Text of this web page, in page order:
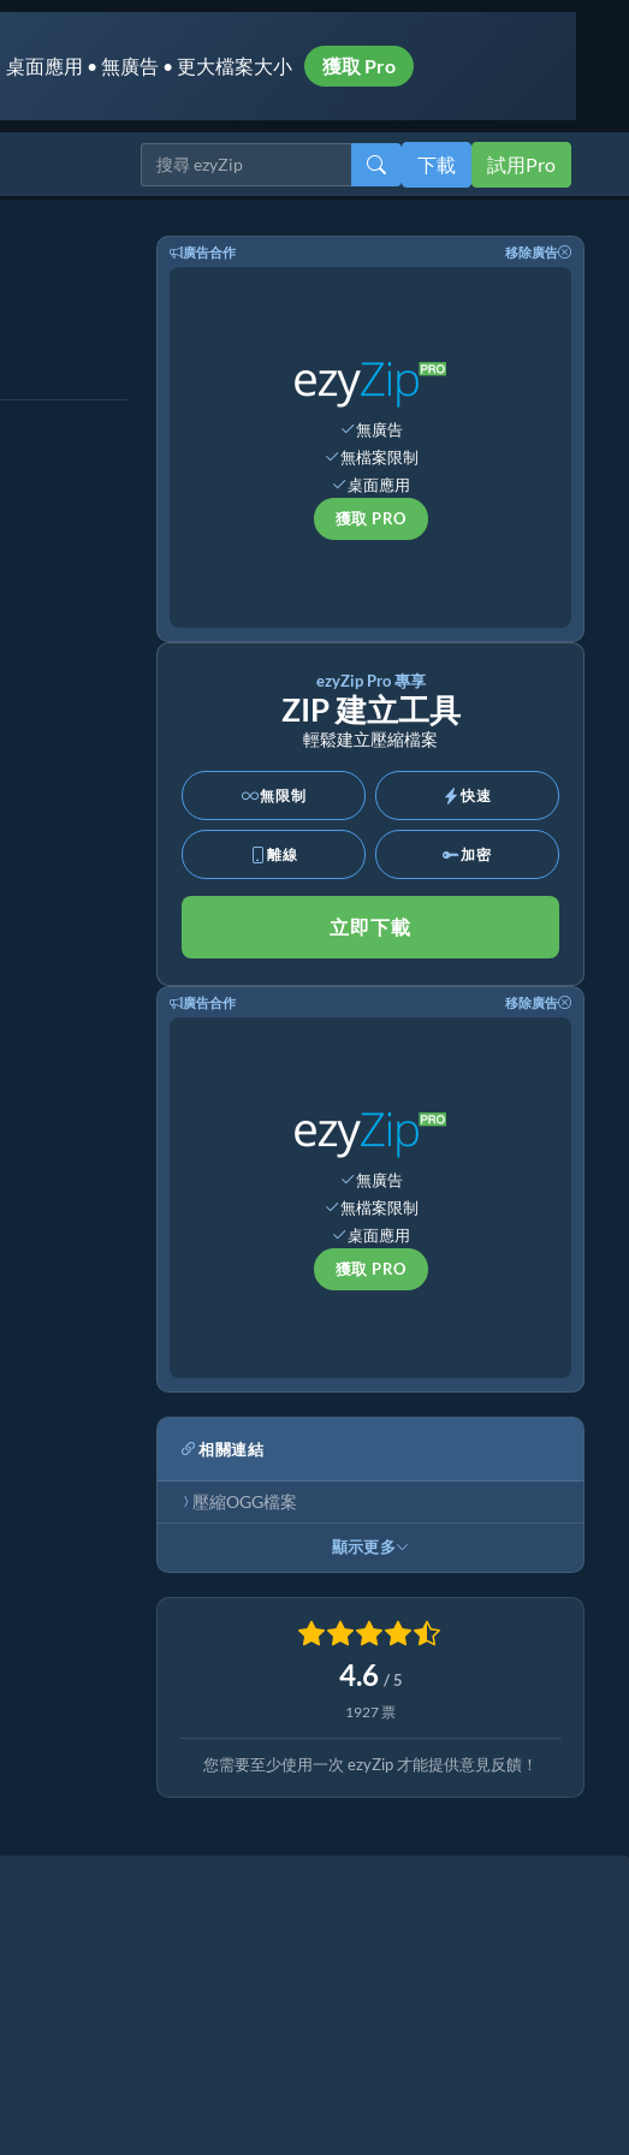
桌面應用 • 無廣告 • 更大檔案大小 獲取 Pro
下載 試用Pro
廣告合作 移除廣告
無廣告
無檔案限制
桌面應用
獲取 PRO
ezyZip Pro 專享
ZIP 建立工具
輕鬆建立壓縮檔案
無限制 快速
離線 加密
立即下載
廣告合作 移除廣告
無廣告
無檔案限制
桌面應用
獲取 PRO
相關連結
壓縮OGG檔案
顯示更多
4.6 / 5
1927 票
您需要至少使用一次 ezyZip 才能提供意見反饋！